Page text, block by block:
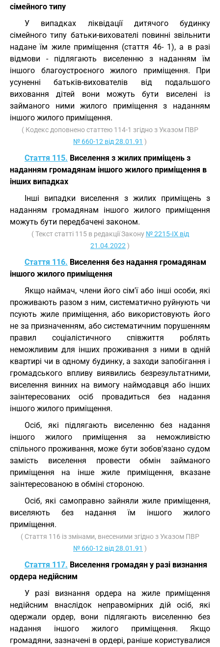
сімейного типу
У випадках ліквідації дитячого будинку
сімейного типу батьки-вихователі повинні звільнити
надане їм жиле приміщення (стаття 46- 1), а в разі
відмови - підлягають виселенню з наданням їм
іншого благоустроєного жилого приміщення. При
усуненні батьків-вихователів від подальшого
виховання дітей вони можуть бути виселені із
займаного ними жилого приміщення з наданням
іншого жилого приміщення.
( Кодекс доповнено статтею 114-1 згідно з Указом ПВР
№ 660-12 від 28.01.91 )
Стаття 115. Виселення з жилих приміщень з
наданням громадянам іншого жилого приміщення в
інших випадках
Інші випадки виселення з жилих приміщень з
наданням громадянам іншого жилого приміщення
можуть бути передбачені законом.
( Текст статті 115 в редакції Закону № 2215-IX від
21.04.2022 )
Стаття 116. Виселення без надання громадянам
іншого жилого приміщення
Якщо наймач, члени його сім'ї або інші особи, які
проживають разом з ним, систематично руйнують чи
псують жиле приміщення, або використовують його
не за призначенням, або систематичним порушенням
правил соціалістичного співжиття роблять
неможливим для інших проживання з ними в одній
квартирі чи в одному будинку, а заходи запобігання і
громадського впливу виявились безрезультатними,
виселення винних на вимогу наймодавця або інших
заінтересованих осіб провадиться без надання
іншого жилого приміщення.
Осіб, які підлягають виселенню без надання
іншого жилого приміщення за неможливістю
спільного проживання, може бути зобов'язано судом
замість виселення провести обмін займаного
приміщення на інше жиле приміщення, вказане
заінтересованою в обміні стороною.
Осіб, які самоправно зайняли жиле приміщення,
виселяють без надання їм іншого жилого
приміщення.
( Стаття 116 із змінами, внесеними згідно з Указом ПВР
№ 660-12 від 28.01.91 )
Стаття 117. Виселення громадян у разі визнання
ордера недійсним
У разі визнання ордера на жиле приміщення
недійсним внаслідок неправомірних дій осіб, які
одержали ордер, вони підлягають виселенню без
надання іншого жилого приміщення. Якщо
громадяни, зазначені в ордері, раніше користувалися